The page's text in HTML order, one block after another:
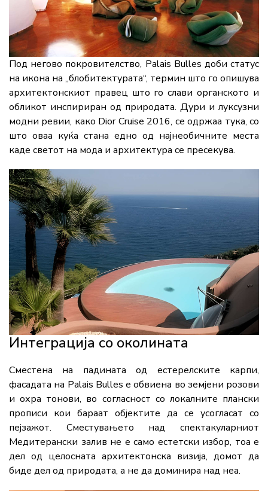
Под негово покровителство, Palais Bulles доби статус
на икона на „блобитектурата“, термин што го опишува
архитектонскиот правец што го слави органското и
обликот инспириран од природата. Дури и луксузни
модни ревии, како Dior Cruise 2016, се одржаа тука, со
што оваа куќа стана едно од најнеобичните места
каде светот на мода и архитектура се пресекува.
Интеграција со околината
Сместена на падината од естерелските карпи,
фасадата на Palais Bulles е обвиена во земјени розови
и охра тонови, во согласност со локалните плански
прописи кои бараат објектите да се усогласат со
пејзажот. Сместувањето над спектакуларниот
Медитерански залив не е само естетски избор, тоа е
дел од целосната архитектонска визија, домот да
биде дел од природата, а не да доминира над неа.